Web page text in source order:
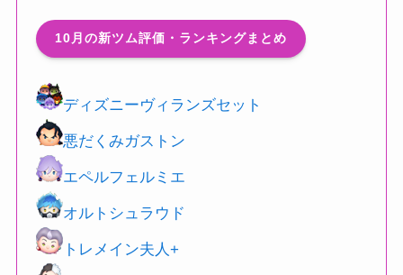
10月の新ツム評価・ランキングまとめ
ディズニーヴィランズセット
悪だくみガストン
エペルフェルミエ
オルトシュラウド
トレメイン夫人+